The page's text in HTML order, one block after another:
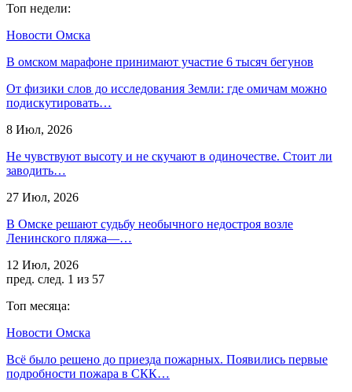
Топ недели:
Новости Омска
В омском марафоне принимают участие 6 тысяч бегунов
От физики слов до исследования Земли: где омичам можно
подискутировать…
8 Июл, 2026
Не чувствуют высоту и не скучают в одиночестве. Стоит ли
заводить…
27 Июл, 2026
В Омске решают судьбу необычного недостроя возле
Ленинского пляжа—…
12 Июл, 2026
пред. след. 1 из 57
Топ месяца:
Новости Омска
Всё было решено до приезда пожарных. Появились первые
подробности пожара в СКК…